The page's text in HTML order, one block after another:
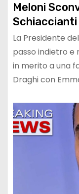
Meloni
Schiaccianti
La Presidente
passo indietro
in merito a una
Draghi con